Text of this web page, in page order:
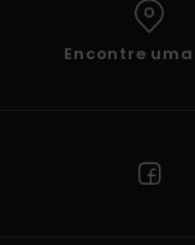
Encontre